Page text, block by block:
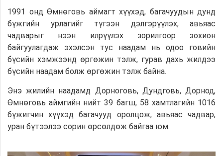
1991 онд Өмнөговь аймагт хүүхэд, багачуудын дунд
бүжгийн урлагийг түгээн дэлгэрүүлэх, авьяас
чадварыг нээн илрүүлэх зорилгоор зохион
байгуулагдаж эхэлсэн тус наадам нь одоо говийн
бүсийн хэмжээнд өргөжин тэлж, гурав дахь жилдээ
бүсийн наадам болж өргөжин тэлж байна.
Энэ жилийн наадамд Дорноговь, Дундговь, Дорнод,
Өмнөговь аймгийн нийт 39 багш, 58 хамтлагийн 1016
бүжигчин хүүхэд багачууд оролцож, авьяас чадвар,
уран бүтээлээ сорин өрсөлдөж байгаа юм.